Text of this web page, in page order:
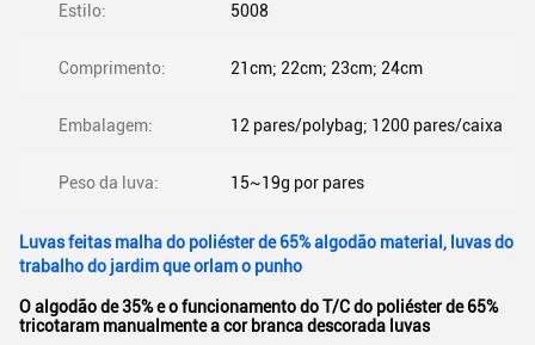
Estilo: 5008
Comprimento: 21cm; 22cm; 23cm; 24cm
Embalagem: 12 pares/polybag; 1200 pares/caixa
Peso da luva: 15~19g por pares
Luvas feitas malha do poliéster de 65% algodão material, luvas do
trabalho do jardim que orlam o punho
O algodão de 35% e o funcionamento do T/C do poliéster de 65%
tricotaram manualmente a cor branca descorada luvas